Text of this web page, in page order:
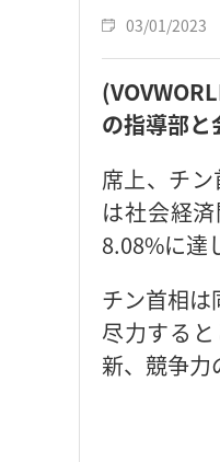
03/01/2023
の指導部と
席上、チ
は社会経
8.08%に達
チン首相
尽力する
新、競争力